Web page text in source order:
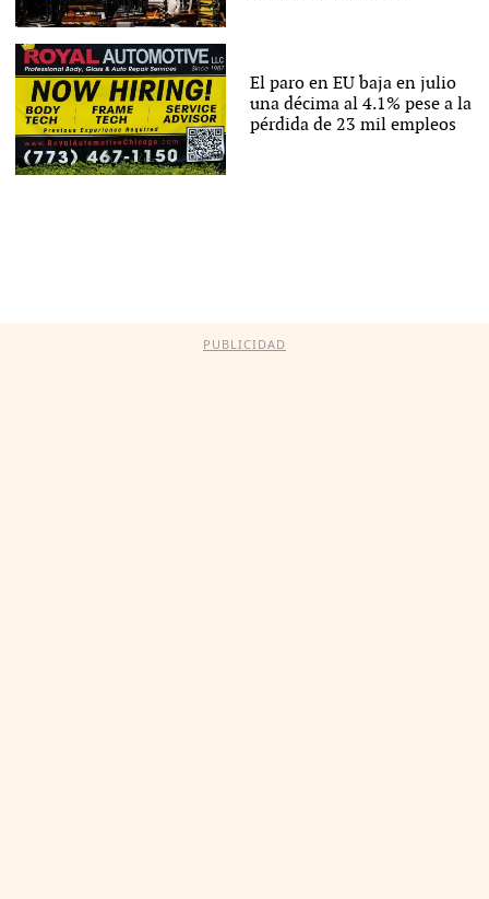
El paro en EU baja en julio
una décima al 4.1% pese a la
pérdida de 23 mil empleos
PUBLICIDAD